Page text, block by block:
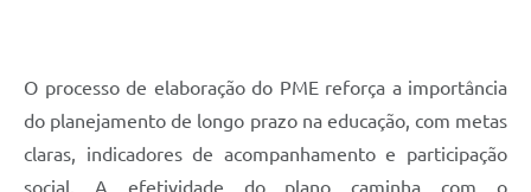
O processo de elaboração do PME reforça a importância
do planejamento de longo prazo na educação, com metas
claras, indicadores de acompanhamento e participação
social. A efetividade do plano caminha com o